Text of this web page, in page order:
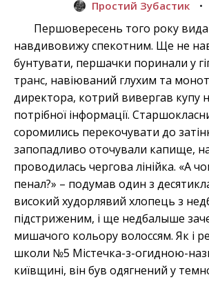
Простий Зубастик •
Першовересень того року
навдивовижу спекотним. Ще не
бунтувати, першачки поринали у
транс, навіюваний глухим та
директора, котрий вивергав купу
потрібної інформації.
соромились перекочувати до
запопадливо оточували капище,
проводилась чергова лінійка. «А
пенал?» –­ подумав один з
високий худорлявий хлопець з
підстриженим, і ще недбалыше
мишачого кольору волоссям. Як і
школи №5 Містечка-з-огидною-
київщині, він був одягнений у